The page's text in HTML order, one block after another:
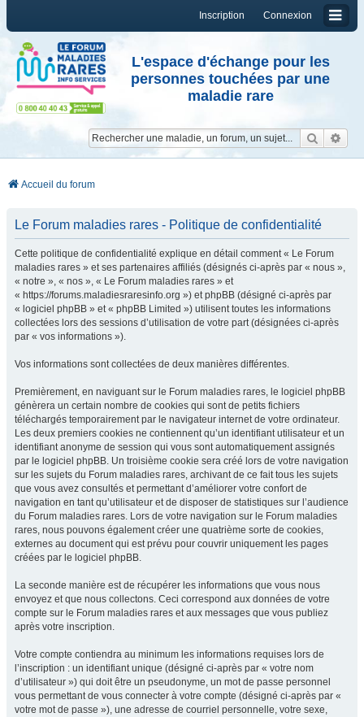
Connexion
Inscription
L'espace d'échange pour les
personnes touchées par une
maladie rare
Accueil du forum
Le Forum maladies rares - Politique de confidentialité
Cette politique de confidentialité explique en détail comment « Le Forum
maladies rares » et ses partenaires affiliés (désignés ci-après par « nous »,
« notre », « nos », « Le Forum maladies rares » et
« https://forums.maladiesraresinfo.org ») et phpBB (désigné ci-après par
« logiciel phpBB » et « phpBB Limited ») utilisent toutes les informations
collectées lors des sessions d’utilisation de votre part (désignées ci-après
par « vos informations »).
Vos informations sont collectées de deux manières différentes.
Premièrement, en naviguant sur le Forum maladies rares, le logiciel phpBB
génèrera un certain nombre de cookies qui sont de petits fichiers
téléchargés temporairement par le navigateur internet de votre ordinateur.
Les deux premiers cookies ne contiennent qu’un identifiant utilisateur et un
identifiant anonyme de session qui vous sont automatiquement assignés
par le logiciel phpBB. Un troisième cookie sera créé lors de votre navigation
sur les sujets du Forum maladies rares, archivant de ce fait tous les sujets
que vous avez consultés et permettant d’améliorer votre confort de
navigation en tant qu’utilisateur et de disposer de statistiques sur l’audience
du Forum maladies rares. Lors de votre navigation sur le Forum maladies
rares, nous pouvons également créer une quatrième sorte de cookies,
externes au document qui est prévu pour couvrir uniquement les pages
créées par le logiciel phpBB.
La seconde manière est de récupérer les informations que vous nous
envoyez et que nous collectons. Ceci correspond aux données de votre
compte sur le Forum maladies rares et aux messages que vous publiez
après votre inscription.
Votre compte contiendra au minimum les informations requises lors de
l’inscription : un identifiant unique (désigné ci-après par « votre nom
d’utilisateur ») qui doit être un pseudonyme, un mot de passe personnel
vous permettant de vous connecter à votre compte (désigné ci-après par «
votre mot de passe »), une adresse de courriel personnelle, votre sexe,